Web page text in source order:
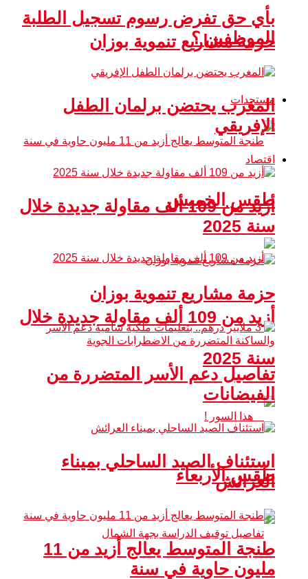
حزمة مشاريع تنموية بوزان
مستجدات
طقس الخميس
أزيد من 109 ألف مقاولة جديدة خلال
سنة 2025
طقس الأربعاء
بأي حق تفرض رسوم تسجيل الطلبة
الموظفين ؟
المغرب يحتضن برلمان الطفل
الإفريقي
اقتصاد
أزيد من 109 ألف مقاولة جديدة خلال
سنة 2025
حزمة مشاريع تنموية بوزان
تفاصيل دعم الأسر المتضررة من
الفيضانات
استئناف الصيد الساحلي بميناء
العرائش
طنجة المتوسط يعالج أزيد من 11
مليون حاوية في سنة